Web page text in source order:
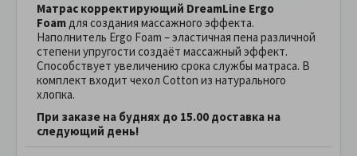
Матрас корректирующий DreamLine Ergo
Foamдля создания массажного эффекта.
Наполнитель Ergo Foam – эластичная пена различной
степени упругости создаёт массажный эффект.
Способствует увеличению срока службы матраса. В
комплект входит чехол Cotton из натурального
хлопка.
При заказе на буднях до 15.00 доставка на
следующий день!